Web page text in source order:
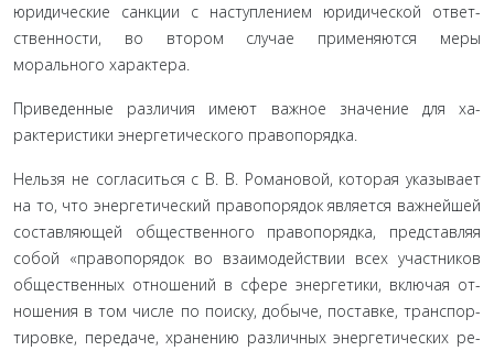
юридические санкции с наступлением юридической ответ­
ственности, во втором случае применяются меры
морального характера.
Приведенные различия имеют важное значение для ха­
рактеристики энергетического правопорядка.
Нельзя не согласиться с В. В. Романовой, которая указыва­ет
на то, что энергетический правопорядок является важней­шей
составляющей общественного правопорядка, представ­ляя
собой «правопорядок во взаимодействии всех участников
общественных отношений в сфере энергетики, включая от­
ношения в том числе по поиску, добыче, поставке, транспор­
тировке, передаче, хранению различных энергетических ре­